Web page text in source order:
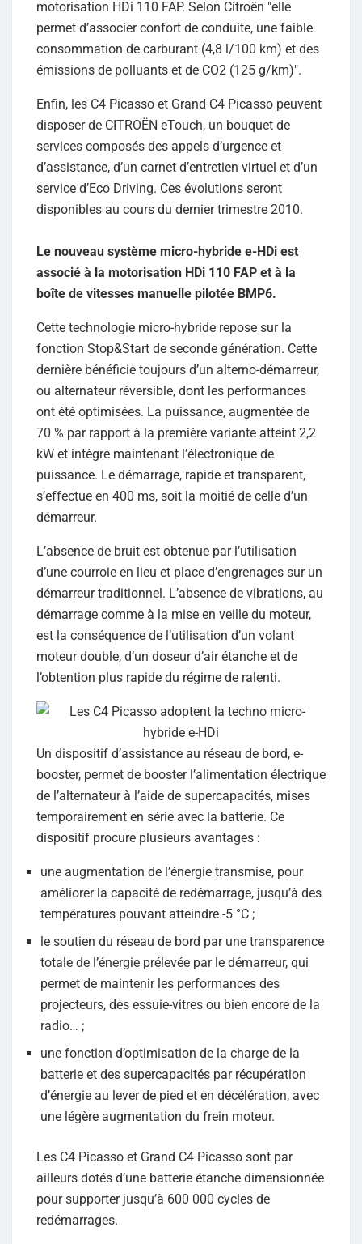
motorisation HDi 110 FAP. Selon Citroën "elle
permet d’associer confort de conduite, une faible
consommation de carburant (4,8 l/100 km) et des
émissions de polluants et de CO2 (125 g/km)".
Enfin, les C4 Picasso et Grand C4 Picasso peuvent
disposer de CITROËN eTouch, un bouquet de
services composés des appels d’urgence et
d’assistance, d’un carnet d’entretien virtuel et d’un
service d’Eco Driving. Ces évolutions seront
disponibles au cours du dernier trimestre 2010.
Le nouveau système micro-hybride e-HDi est
associé à la motorisation HDi 110 FAP et à la
boîte de vitesses manuelle pilotée BMP6.
Cette technologie micro-hybride repose sur la
fonction Stop&Start de seconde génération. Cette
dernière bénéficie toujours d’un alterno-démarreur,
ou alternateur réversible, dont les performances
ont été optimisées. La puissance, augmentée de
70 % par rapport à la première variante atteint 2,2
kW et intègre maintenant l’électronique de
puissance. Le démarrage, rapide et transparent,
s’effectue en 400 ms, soit la moitié de celle d’un
démarreur.
L’absence de bruit est obtenue par l’utilisation
d’une courroie en lieu et place d’engrenages sur un
démarreur traditionnel. L’absence de vibrations, au
démarrage comme à la mise en veille du moteur,
est la conséquence de l’utilisation d’un volant
moteur double, d’un doseur d’air étanche et de
l’obtention plus rapide du régime de ralenti.
Un dispositif d’assistance au réseau de bord, e-
booster, permet de booster l’alimentation électrique
de l’alternateur à l’aide de supercapacités, mises
temporairement en série avec la batterie. Ce
dispositif procure plusieurs avantages :
une augmentation de l’énergie transmise, pour
améliorer la capacité de redémarrage, jusqu’à des
températures pouvant atteindre -5 °C ;
le soutien du réseau de bord par une transparence
totale de l’énergie prélevée par le démarreur, qui
permet de maintenir les performances des
projecteurs, des essuie-vitres ou bien encore de la
radio… ;
une fonction d’optimisation de la charge de la
batterie et des supercapacités par récupération
d’énergie au lever de pied et en décélération, avec
une légère augmentation du frein moteur.
Les C4 Picasso et Grand C4 Picasso sont par
ailleurs dotés d’une batterie étanche dimensionnée
pour supporter jusqu’à 600 000 cycles de
redémarrages.